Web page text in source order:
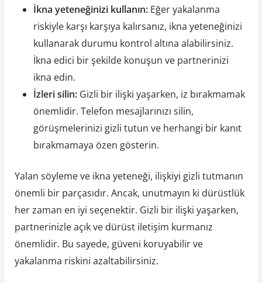
İkna yeteneğinizi kullanın:Eğer yakalanma
riskiyle karşı karşıya kalırsanız, ikna yeteneğinizi
kullanarak durumu kontrol altına alabilirsiniz.
İkna edici bir şekilde konuşun ve partnerinizi
ikna edin.
İzleri silin:Gizli bir ilişki yaşarken, iz bırakmamak
önemlidir. Telefon mesajlarınızı silin,
görüşmelerinizi gizli tutun ve herhangi bir kanıt
bırakmamaya özen gösterin.
Yalan söyleme ve ikna yeteneği, ilişkiyi gizli tutmanın
önemli bir parçasıdır. Ancak, unutmayın ki dürüstlük
her zaman en iyi seçenektir. Gizli bir ilişki yaşarken,
partnerinizle açık ve dürüst iletişim kurmanız
önemlidir. Bu sayede, güveni koruyabilir ve
yakalanma riskini azaltabilirsiniz.